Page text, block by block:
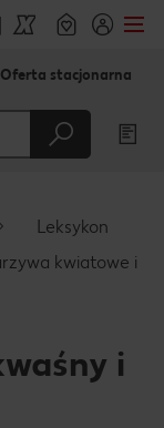
Oferta stacjonarna
Leksykon
kwiatowe i
i